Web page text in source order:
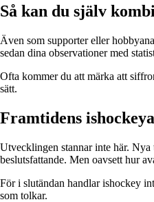
Så kan du själv
Även som supporter eller
sedan dina observationer med
Ofta kommer du att märka att
sätt.
Framtidens
Utvecklingen stannar inte här.
beslutsfattande. Men oavsett hur
För i slutändan handlar ishockey
som tolkar.